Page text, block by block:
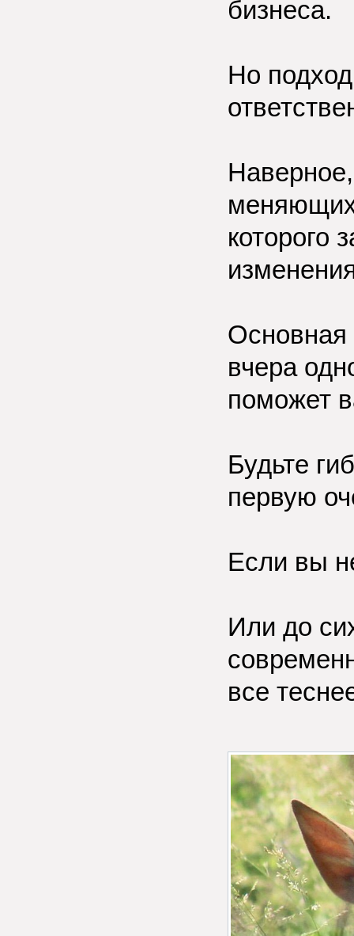
бизнеса.
Но
которого
Основная
вчера
поможет
Будьте
первую
Если вы
Или до
все